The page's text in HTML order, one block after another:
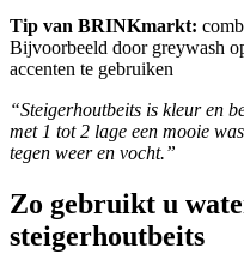
Tip van BRINKmarkt:
Bijvoorbeeld door greywash
accenten te gebruiken
“Steigerhoutbeits is kleur en
met 1 tot 2 lage een mooie
tegen weer en vocht.”
Zo gebruikt u
steigerhoutbeits